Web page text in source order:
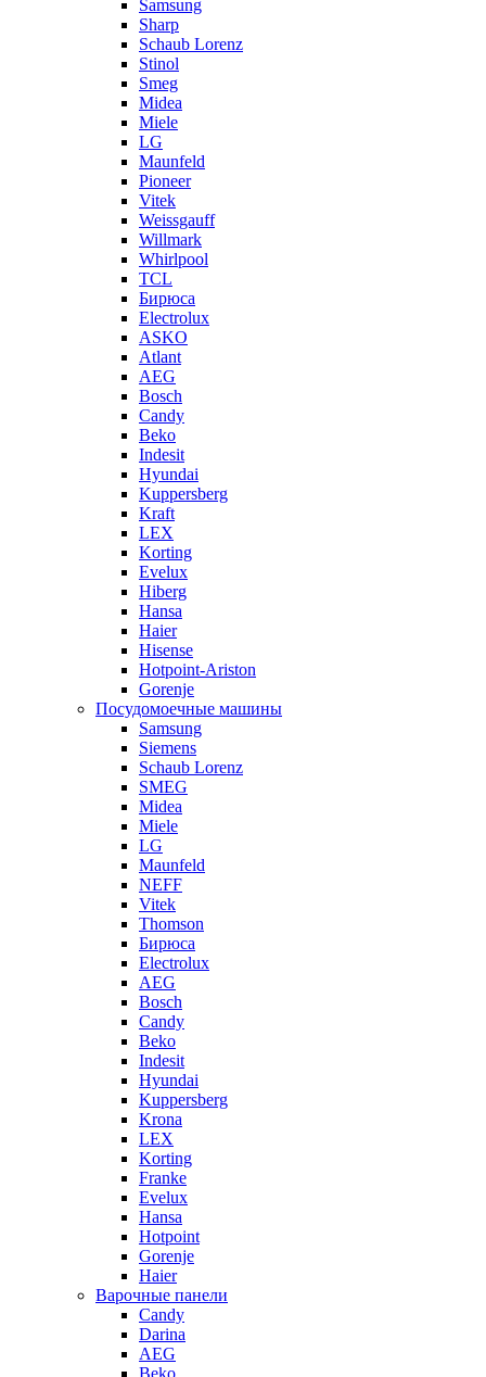
Samsung
Sharp
Schaub Lorenz
Stinol
Smeg
Midea
Miele
LG
Maunfeld
Pioneer
Vitek
Weissgauff
Willmark
Whirlpool
TCL
Бирюса
Electrolux
ASKO
Atlant
AEG
Bosch
Candy
Beko
Indesit
Hyundai
Kuppersberg
Kraft
LEX
Korting
Evelux
Hiberg
Hansa
Haier
Hisense
Hotpoint-Ariston
Gorenje
Посудомоечные машины
Samsung
Siemens
Schaub Lorenz
SMEG
Midea
Miele
LG
Maunfeld
NEFF
Vitek
Thomson
Бирюса
Electrolux
AEG
Bosch
Candy
Beko
Indesit
Hyundai
Kuppersberg
Krona
LEX
Korting
Franke
Evelux
Hansa
Hotpoint
Gorenje
Haier
Варочные панели
Candy
Darina
AEG